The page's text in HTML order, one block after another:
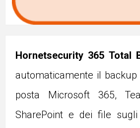
Hornetsecurity 365 Total
automaticamente il
posta Microsoft 365,
SharePoint e dei file